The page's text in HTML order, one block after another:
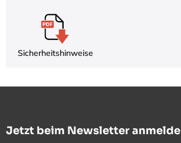
Sicherheitshinweise
Jetzt beim Newsletter